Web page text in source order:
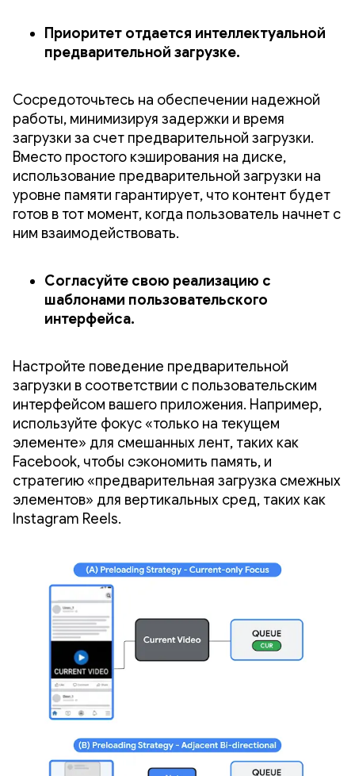
Приоритет отдается интеллектуальной
предварительной загрузке.
Сосредоточьтесь на обеспечении надежной
работы, минимизируя задержки и время
загрузки за счет предварительной загрузки.
Вместо простого кэширования на диске,
использование предварительной загрузки на
уровне памяти гарантирует, что контент будет
готов в тот момент, когда пользователь начнет с
ним взаимодействовать.
Согласуйте свою реализацию с
шаблонами пользовательского
интерфейса.
Настройте поведение предварительной
загрузки в соответствии с пользовательским
интерфейсом вашего приложения. Например,
используйте фокус «только на текущем
элементе» для смешанных лент, таких как
Facebook, чтобы сэкономить память, и
стратегию «предварительная загрузка смежных
элементов» для вертикальных сред, таких как
Instagram Reels.